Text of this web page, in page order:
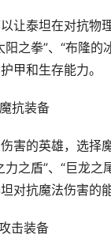
让泰坦在对抗物
之拳”、“布隆的
甲和生存能力。
抗装备
害的英雄，选择
之盾”、“巨龙之
对抗魔法伤害的能
击装备